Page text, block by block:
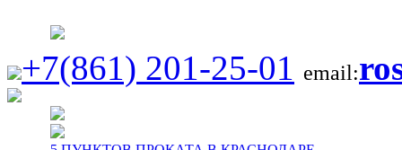
+7(861) 201-25-01 email: